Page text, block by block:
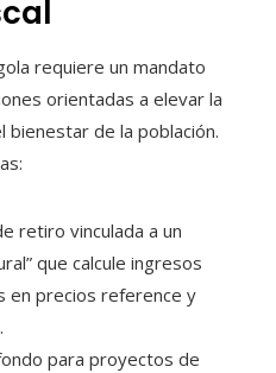
requiere un mandato
orientadas a elevar la
de la población.
retiro vinculada a un
que calcule ingresos
en precios reference y
para proyectos de